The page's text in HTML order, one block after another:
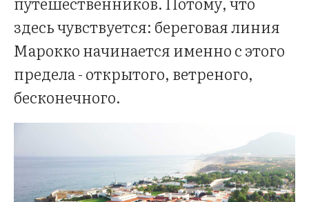
здесь чувствуется: береговая линия
Марокко начинается именно с этого
предела - открытого, ветреного,
бесконечного.